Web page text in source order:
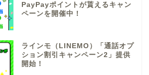
PayPayポイントが貰えるキャン
ペーンを開催中！
ラインモ（LINEMO）「通話オプ
ション割引キャンペーン2」提供
開始！